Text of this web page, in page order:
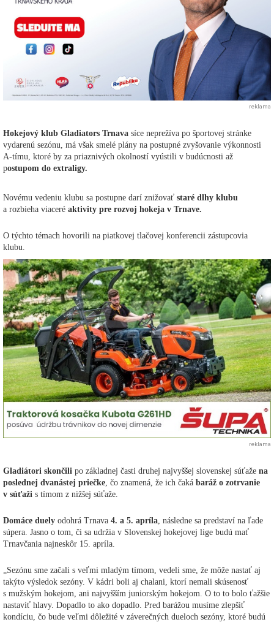
reklama
Hokejový klub Gladiators Trnava síce neprežíva po športovej stránke
vydarenú sezónu, má však smelé plány na postupné zvyšovanie výkonnosti
A-tímu, ktoré by za priaznivých okolností vyústili v budúcnosti až
postupom do extraligy.
Novému vedeniu klubu sa postupne darí znižovať staré dlhy klubu
a rozbieha viaceré aktivity pre rozvoj hokeja v Trnave.
O týchto témach hovorili na piatkovej tlačovej konferencii zástupcovia
klubu.
reklama
Gladiátori skončili po základnej časti druhej najvyššej slovenskej súťaže na
poslednej dvanástej priečke , čo znamená, že ich čaká baráž o zotrvanie
v súťaži s tímom z nižšej súťaže.
Domáce duely odohrá Trnava 4. a 5. apríla , následne sa predstaví na ľade
súpera. Jasno o tom, či sa udržia v Slovenskej hokejovej lige budú mať
Trnavčania najneskôr 15. apríla.
„Sezónu sme začali s veľmi mladým tímom, vedeli sme, že môže nastať aj
takýto výsledok sezóny. V kádri boli aj chalani, ktorí nemali skúsenosť
s mužským hokejom, ani najvyšším juniorským hokejom. O to to bolo ťažšie
nastaviť hlavy. Dopadlo to ako dopadlo. Pred barážou musíme zlepšiť
kondíciu, čo bude veľmi dôležité v záverečných dueloch sezóny, ktoré budú